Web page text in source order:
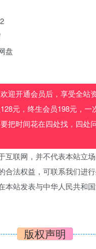
盘
迎开通会员后，享受全站
元，终生会员198元，一
把时间花在四处找，四处
互联网，并不代表本站立
合法权益，可联系我们进
本站发表与中华人民共和
版权声明